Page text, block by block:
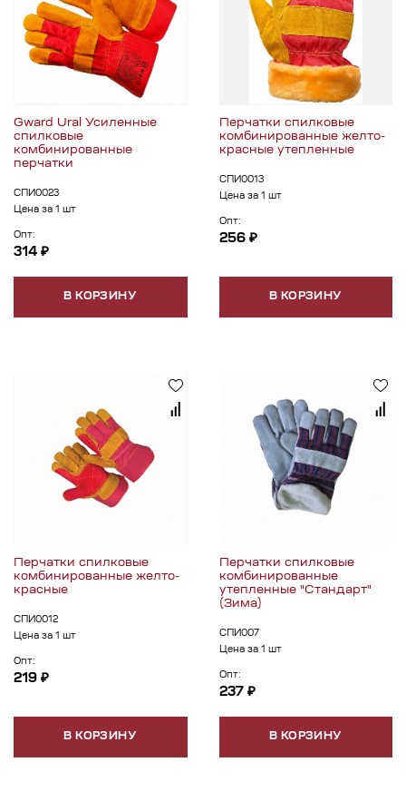
Gward Ural Усиленные
спилковые
комбинированные
перчатки
СПИ0023
Цена за 1 шт
Опт:
314 ₽
В КОРЗИНУ
Перчатки спилковые
комбинированные желто-
красные утепленные
СПИ0013
Цена за 1 шт
Опт:
256 ₽
В КОРЗИНУ
Перчатки спилковые
комбинированные желто-
красные
СПИ0012
Цена за 1 шт
Опт:
219 ₽
В КОРЗИНУ
Перчатки спилковые
комбинированные
утепленные "Стандарт"
(Зима)
СПИ007
Цена за 1 шт
Опт:
237 ₽
В КОРЗИНУ